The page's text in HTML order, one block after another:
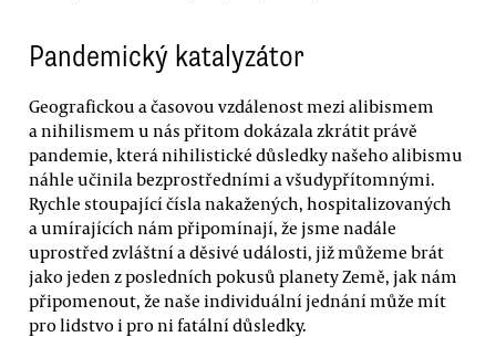
Pandemický katalyzátor
Geografickou a časovou vzdálenost mezi alibismem
a nihilismem u nás přitom dokázala zkrátit právě
pandemie, která nihilistické důsledky našeho alibismu
náhle učinila bezprostředními a všudypřítomnými.
Rychle stoupající čísla nakažených, hospitalizovaných
a umírajících nám připomínají, že jsme nadále
uprostřed zvláštní a děsivé události, již můžeme brát
jako jeden z posledních pokusů planety Země, jak nám
připomenout, že naše individuální jednání může mít
pro lidstvo i pro ni fatální důsledky.